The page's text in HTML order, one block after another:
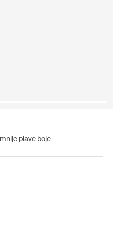
plave boje
Green
Najtamnije plavo (selected)